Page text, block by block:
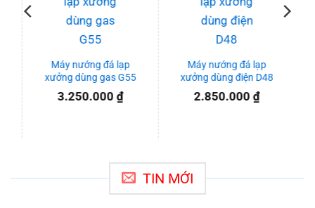
Máy nướng đá lạp
xưởng dùng gas G55
3.250.000 ₫
Máy nướng đá lạp
xưởng dùng điện D48
2.850.000 ₫
TIN MỚI